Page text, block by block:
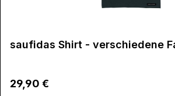
saufidas Shirt - verschiedene
Regulärer Preis:
29,90 €